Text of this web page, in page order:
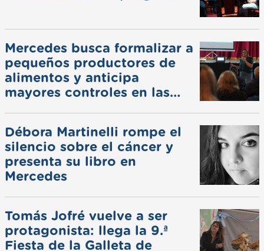
Mercedes busca formalizar a
pequeños productores de
alimentos y anticipa
mayores controles en las
Débora Martinelli rompe el
silencio sobre el cáncer y
presenta su libro en
Mercedes
Tomás Jofré vuelve a ser
protagonista: llega la 9.ª
Fiesta de la Galleta de